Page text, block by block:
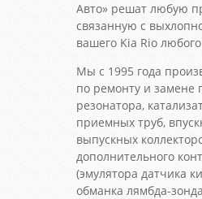
Авто» решат любую
связанную с
вашего Kia Rio
Мы с 1995 года
по ремонту и замене
резонатора,
приемных труб,
выпускных
дополнительного
(эмулятора датчика
обманка лямбда-